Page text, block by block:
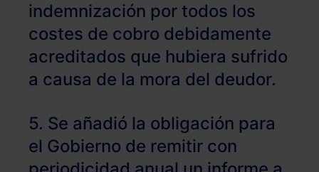
indemnización por todos los
costes de cobro debidamente
acreditados que hubiera sufrido
a causa de la mora del deudor.
5. Se añadió la obligación para
el Gobierno de remitir con